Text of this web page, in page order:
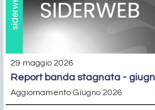
29 maggio 2026
report banda stagnata -
Aggiornamento Giugno 2026